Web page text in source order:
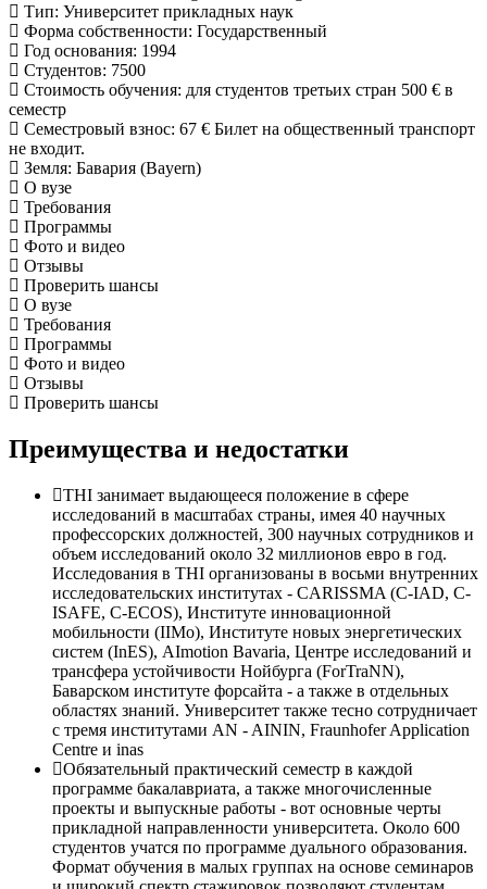
Тип: Университет прикладных наук
Форма собственности: Государственный
Год основания: 1994
Студентов: 7500
Стоимость обучения: для студентов третьих стран 500 € в
семестр
Семестровый взнос: 67 € Билет на общественный транспорт
не входит.
Земля: Бавария (Bayern)
О вузе
Требования
Программы
Фото и видео
Отзывы
Проверить шансы
О вузе
Требования
Программы
Фото и видео
Отзывы
Проверить шансы
Преимущества и недостатки
THI занимает выдающееся положение в сфере
исследований в масштабах страны, имея 40 научных
профессорских должностей, 300 научных сотрудников и
объем исследований около 32 миллионов евро в год.
Исследования в THI организованы в восьми внутренних
исследовательских институтах - CARISSMA (C-IAD, C-
ISAFE, C-ECOS), Институте инновационной
мобильности (IIMo), Институте новых энергетических
систем (InES), AImotion Bavaria, Центре исследований и
трансфера устойчивости Нойбурга (ForTraNN),
Баварском институте форсайта - а также в отдельных
областях знаний. Университет также тесно сотрудничает
с тремя институтами AN - AININ, Fraunhofer Application
Centre и inas
Обязательный практический семестр в каждой
программе бакалавриата, а также многочисленные
проекты и выпускные работы - вот основные черты
прикладной направленности университета. Около 600
студентов учатся по программе дуального образования.
Формат обучения в малых группах на основе семинаров